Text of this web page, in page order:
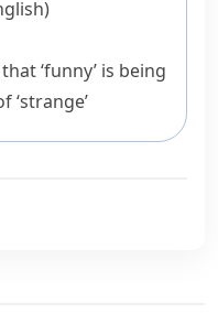
‘funny’ is being
‘strange’